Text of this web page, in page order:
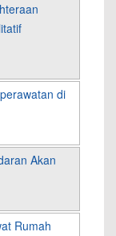
di
Akan
Rumah